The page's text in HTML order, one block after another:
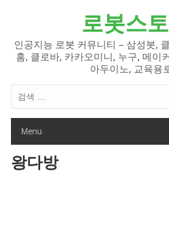
로봇스
인공지능 로봇 커뮤니티 – 삼성봇,
홈, 클로바, 카카오미니, 누구, 메이
아두이노, 교육용
색
Menu
왕다방